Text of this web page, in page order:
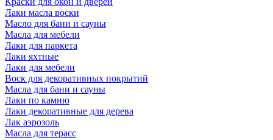
Лаки масла воски
Масло для бани и сауны
Масла для мебели
Лаки для паркета
Лаки яхтные
Лаки для мебели
Воск для декоративных покрытий
Масла для бани и сауны
Лаки по камню
Лаки декоративные для дерева
Лак аэрозоль
Масла для терасс